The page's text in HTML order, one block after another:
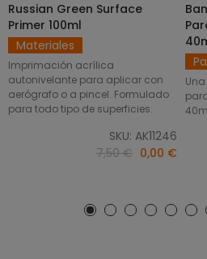
AÑADIR AL CARRITO
Russian Green Surface
Primer 100ml
Materiales
Imprimación acrílica
autonivelante para aplicar con
aerógrafo o a pincel. Formulado
para todo tipo de superficies.
SKU: AK11246
7,50 € 0,00 €